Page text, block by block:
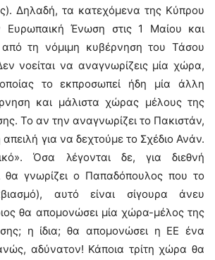
Δηλαδή, τα κατεχόμενα της Κύπρου
Ευρωπαική Ένωση στις 1 Μαίου και
από τη νόμιμη κυβέρνηση του Τάσου
νοείται να αναγνωρίζεις μία χώρα,
το εκπροσωπεί ήδη μία άλλη
και μάλιστα χώρας μέλους της
Το αν την αναγνωρίζει το Πακιστάν,
απειλή για να δεχτούμε το Σχέδιο Ανάν.
Όσα λέγονται δε, για διεθνή
θα γνωρίζει ο Παπαδόπουλος που το
αυτό είναι σίγουρα άνευ
θα απομονώσει μία χώρα-μέλος της
η ίδια; θα απομονώσει η ΕΕ ένα
αδύνατον! Κάποια τρίτη χώρα θα